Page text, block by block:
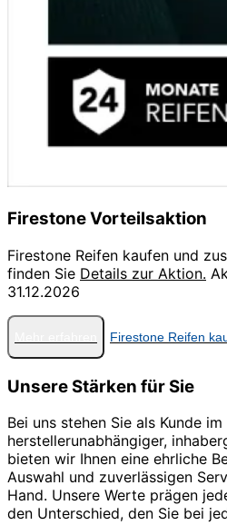
Firestone Vorteilsaktion
Firestone Reifen kaufen und
finden Sie Details zur Aktion.
31.12.2026
Firestone Reifen
Unsere Stärken für Sie
Bei uns stehen Sie als Kunde
herstellerunabhängiger,
bieten wir Ihnen eine ehrliche
Auswahl und zuverlässigen
Hand. Unsere Werte prägen
den Unterschied, den Sie bei